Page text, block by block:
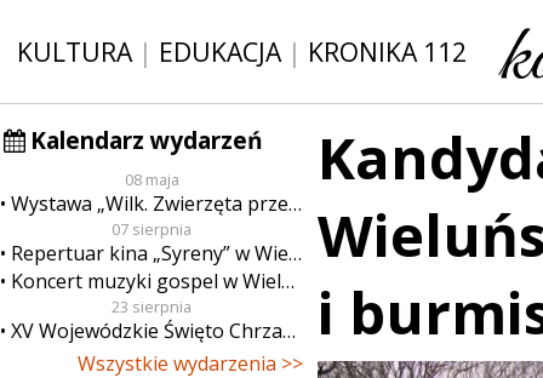
KULTURA| EDUKACJA| KRONIKA 112
Kalendarz wydarzeń
08 maja
Wystawa „Wilk. Zwierzęta przeklęte”
07 sierpnia
Repertuar kina „Syreny” w Wieluniu w dn. od 7 do 13 sierpnia
Koncert muzyki gospel w Wieluniu
23 sierpnia
XV Wojewódzkie Święto Chrzanu
Wszystkie wydarzenia >>
i